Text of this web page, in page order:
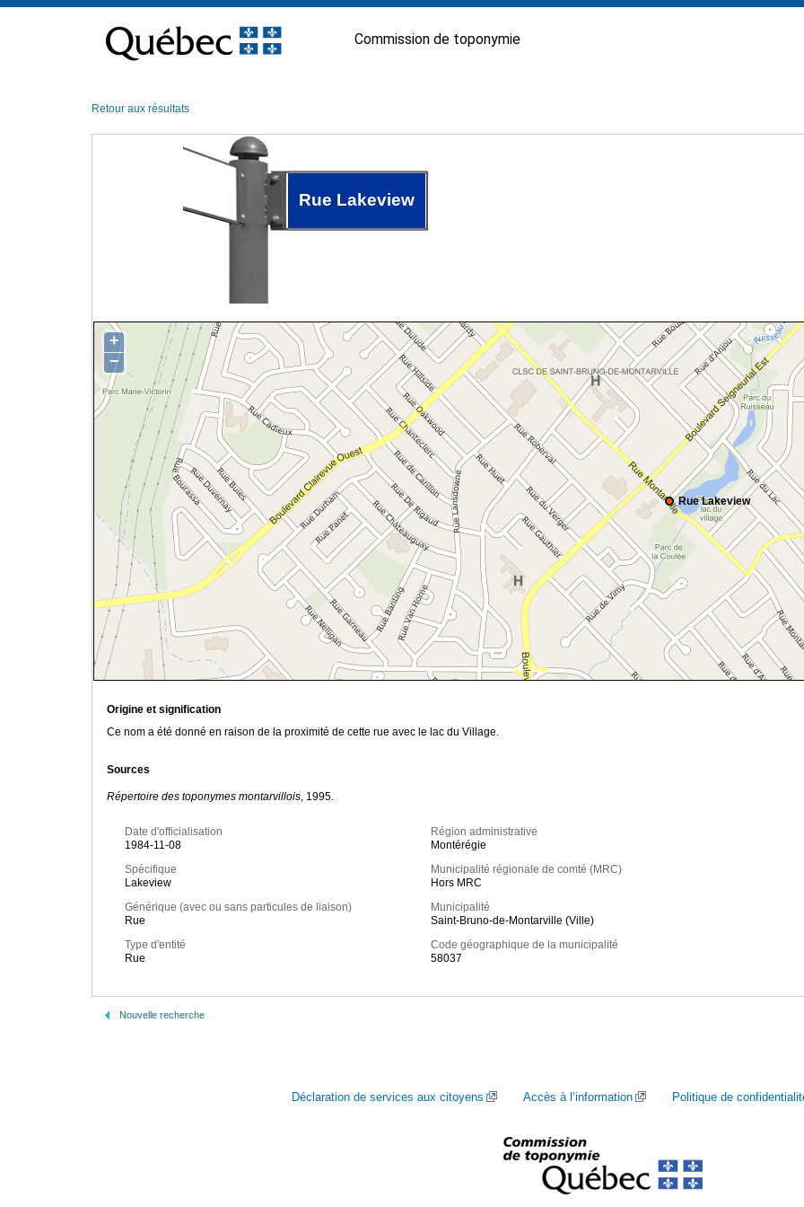
contenu
Commission de toponymie
Retour aux résultats
Rue Lakeview
Rue Lakeview
+
−
Origine et signification
Ce nom a été donné en raison de la proximité de cette rue avec le lac du Village.
Sources
Répertoire des toponymes montarvillois, 1995.
Date d'officialisation
1984-11-08
Spécifique
Lakeview
Générique (avec ou sans particules de liaison)
Rue
Type d'entité
Rue
Région administrative
Montérégie
Municipalité régionale de comté (MRC)
Hors MRC
Municipalité
Saint-Bruno-de-Montarville (Ville)
Code géographique de la municipalité
58037
Nouvelle recherche
Déclaration de services aux citoyens Accès à l’information Politique de